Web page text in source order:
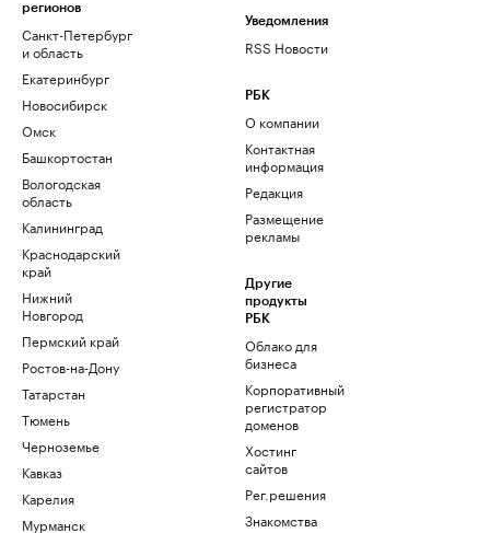
регионов
Санкт-Петербург
и область
Екатеринбург
Новосибирск
Омск
Башкортостан
Вологодская
область
Калининград
Краснодарский
край
Нижний
Новгород
Пермский край
Ростов-на-Дону
Татарстан
Тюмень
Черноземье
Кавказ
Карелия
Мурманск
Уведомления
RSS Новости
РБК
О компании
Контактная
информация
Редакция
Размещение
рекламы
Другие
продукты
РБК
Облако для
бизнеса
Корпоративный
регистратор
доменов
Хостинг
сайтов
Рег.решения
Знакомства